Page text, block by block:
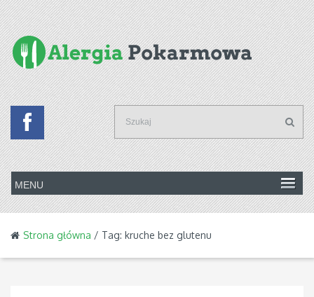
Strona główna / Tag: kruche bez glutenu